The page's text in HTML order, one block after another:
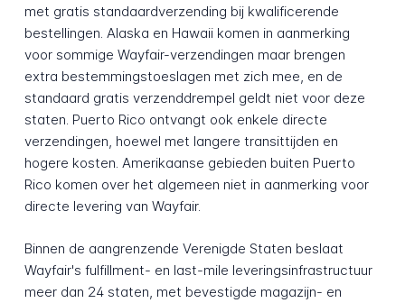
met gratis standaardverzending bij kwalificerende
bestellingen. Alaska en Hawaii komen in aanmerking
voor sommige Wayfair-verzendingen maar brengen
extra bestemmingstoeslagen met zich mee, en de
standaard gratis verzenddrempel geldt niet voor deze
staten. Puerto Rico ontvangt ook enkele directe
verzendingen, hoewel met langere transittijden en
hogere kosten. Amerikaanse gebieden buiten Puerto
Rico komen over het algemeen niet in aanmerking voor
directe levering van Wayfair.
Binnen de aangrenzende Verenigde Staten beslaat
Wayfair's fulfillment- en last-mile leveringsinfrastructuur
meer dan 24 staten, met bevestigde magazijn- en